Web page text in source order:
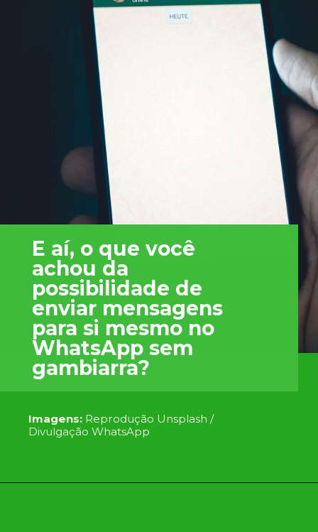
E aí, o que você
achou da
possibilidade de
enviar mensagens
para si mesmo no
WhatsApp sem
gambiarra?
Imagens: Reprodução Unsplash /
Divulgação WhatsApp